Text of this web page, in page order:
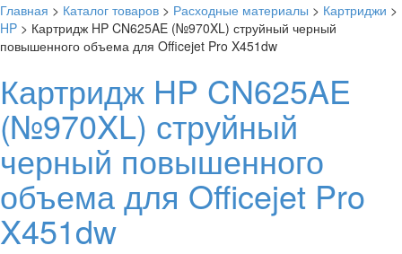
Главная > Каталог товаров > Расходные материалы > Картриджи >
HP > Картридж HP CN625AE (№970XL) струйный черный
повышенного объема для Officejet Pro X451dw
Картридж HP CN625AE
(№970XL) струйный
черный повышенного
объема для Officejet Pro
X451dw